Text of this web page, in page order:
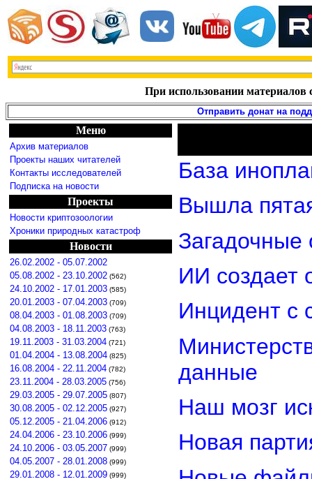
При использовании материалов
Отправить донат на
Меню
Архив материалов
Проекты наших читателей
Контакты исследователей
Подписка на новости
Проекты
Новости криптозоологии
Хроники природных катастроф
Новости
26.02.2002 - 05.07.2002
05.08.2002 - 23.10.2002 (562)
24.10.2002 - 17.01.2003 (585)
20.01.2003 - 07.04.2003 (709)
08.04.2003 - 01.08.2003 (709)
04.08.2003 - 18.11.2003 (763)
19.11.2003 - 31.03.2004 (721)
01.04.2004 - 13.08.2004 (825)
16.08.2004 - 22.11.2004 (782)
23.11.2004 - 28.03.2005 (756)
29.03.2005 - 29.07.2005 (807)
30.08.2005 - 02.12.2005 (927)
05.12.2005 - 21.04.2006 (912)
24.04.2006 - 23.10.2006 (999)
24.10.2006 - 03.05.2007 (999)
04.05.2007 - 28.01.2008 (999)
29.01.2008 - 12.01.2009 (999)
База
Вышла
ИИ создает
Инцидент с
данные
Наш мозг
Новая